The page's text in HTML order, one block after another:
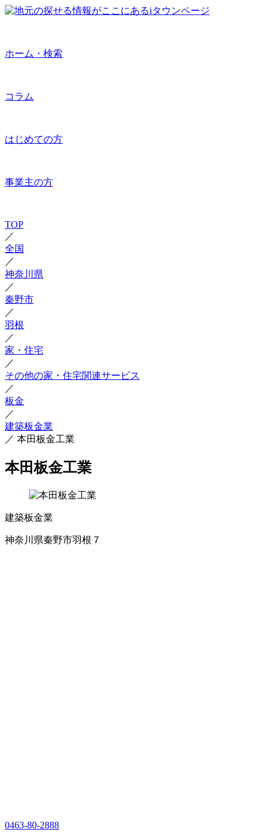
ホーム・検索
コラム
はじめての方
事業主の方
TOP
／
全国
／
神奈川県
／
秦野市
／
羽根
／
家・住宅
／
その他の家・住宅関連サービス
／
板金
／
建築板金業
／ 本田板金工業
本田板金工業
建築板金業
神奈川県秦野市羽根７
0463-80-2888